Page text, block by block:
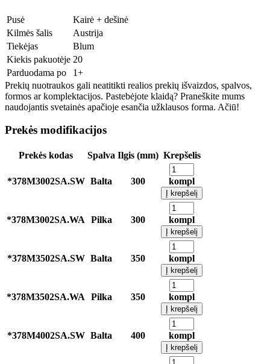
Pusė
Kairė + dešinė
Kilmės šalis
Austrija
Tiekėjas
Blum
Kiekis pakuotėje 20
Parduodama po
1+
Prekių nuotraukos gali neatitikti realios prekių išvaizdos, spalvos,
formos ar komplektacijos. Pastebėjote klaidą? Praneškite mums
naudojantis svetainės apačioje esančia užklausos forma. Ačiū!
Prekės modifikacijos
Prekės kodas Spalva Ilgis (mm) Krepšelis
*378M3002SA.SW Balta 300 kompl
Į krepšelį
*378M3002SA.WA Pilka 300 kompl
Į krepšelį
*378M3502SA.SW Balta 350 kompl
Į krepšelį
*378M3502SA.WA Pilka 350 kompl
Į krepšelį
*378M4002SA.SW Balta 400 kompl
Į krepšelį